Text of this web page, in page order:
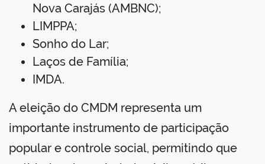
Nova Carajás (AMBNC);
LIMPPA;
Sonho do Lar;
Laços de Família;
IMDA.
A eleição do CMDM representa um
importante instrumento de participação
popular e controle social, permitindo que